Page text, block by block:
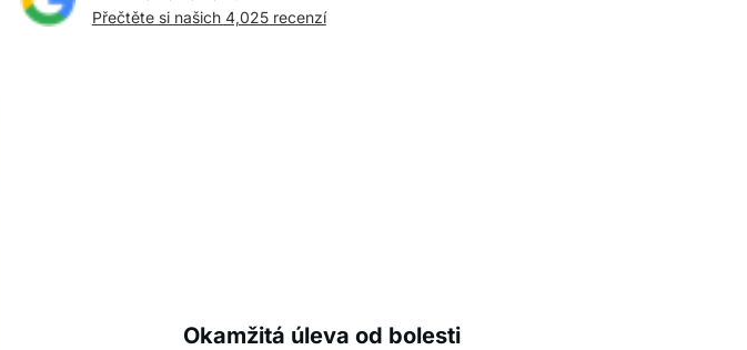
Přečtěte si našich 4,025 recenzí
Okamžitá úleva od bolesti